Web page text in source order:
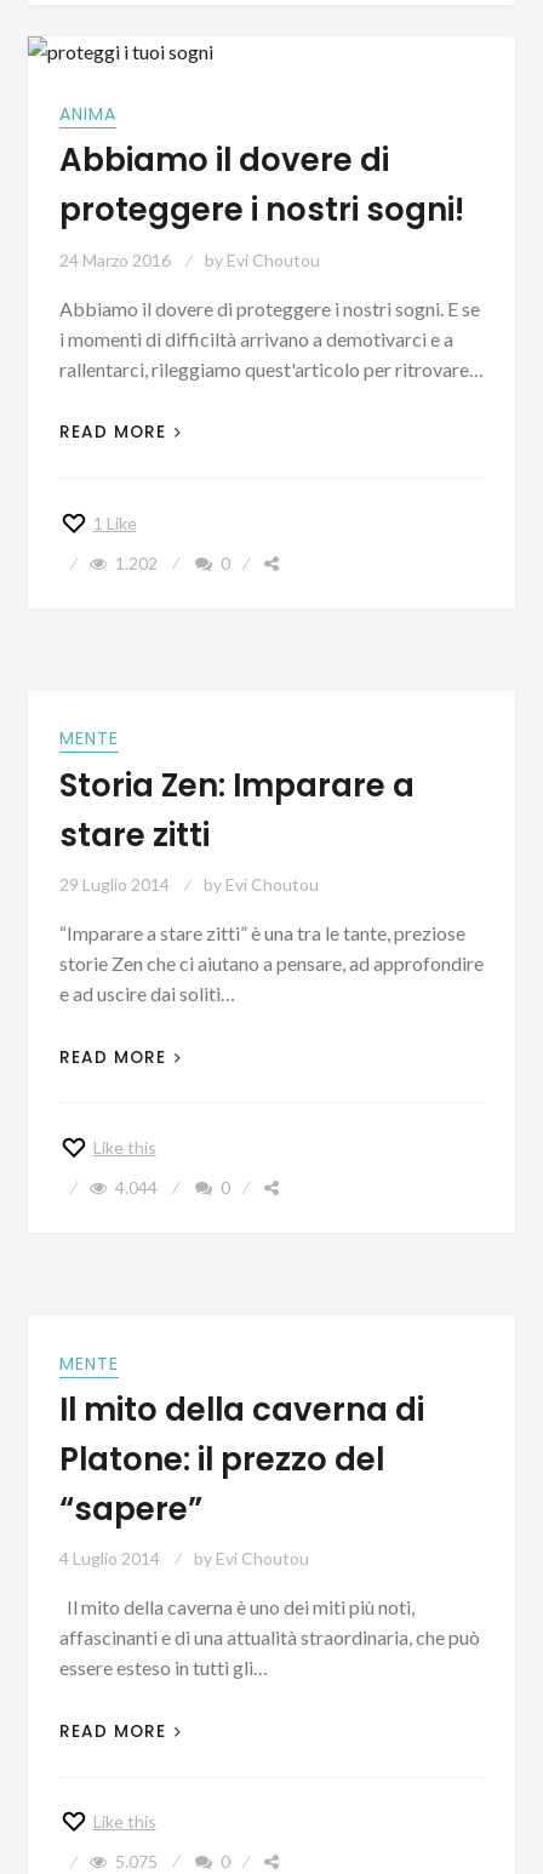
ANIMA
Abbiamo il dovere di
proteggere i nostri sogni!
24 Marzo 2016 by Evi Choutou
Abbiamo il dovere di proteggere i nostri sogni. E se
i momenti di difficiltà arrivano a demotivarci e a
rallentarci, rileggiamo quest'articolo per ritrovare…
READ MORE
1 Like
1.202
0
MENTE
Storia Zen: Imparare a
stare zitti
29 Luglio 2014 by Evi Choutou
“Imparare a stare zitti” è una tra le tante, preziose
storie Zen che ci aiutano a pensare, ad approfondire
e ad uscire dai soliti…
READ MORE
Like this
4.044
0
MENTE
Il mito della caverna di
Platone: il prezzo del
“sapere”
4 Luglio 2014 by Evi Choutou
Il mito della caverna è uno dei miti più noti,
affascinanti e di una attualità straordinaria, che può
essere esteso in tutti gli…
READ MORE
Like this
5.075
0